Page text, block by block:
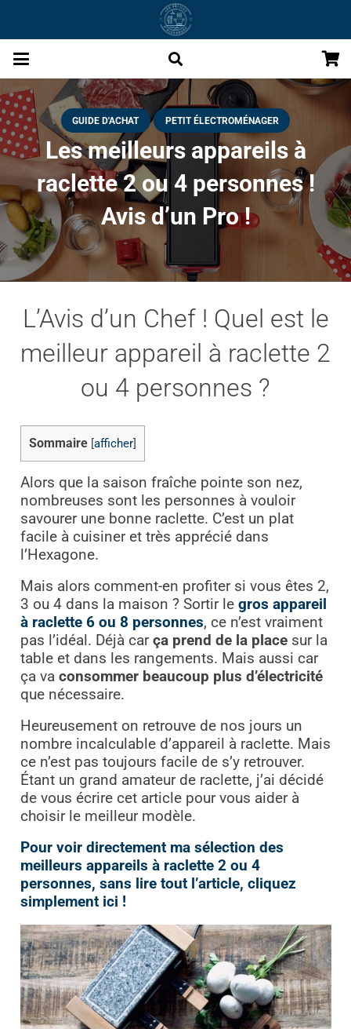
GUIDE D'ACHAT PETIT ÉLECTROMÉNAGER
Les meilleurs appareils à
raclette 2 ou 4 personnes !
Avis d’un Pro !
L’Avis d’un Chef ! Quel est le
meilleur appareil à raclette 2
ou 4 personnes ?
Sommaire afficher]
Alors que la saison fraîche pointe son nez,
nombreuses sont les personnes à vouloir
savourer une bonne raclette. C’est un plat
facile à cuisiner et très apprécié dans
l’Hexagone.
Mais alors comment-en profiter si vous êtes 2,
3 ou 4 dans la maison ? Sortir le gros appareil
à raclette 6 ou 8 personnes, ce n’est vraiment
pas l’idéal. Déjà carça prend de la placesur la
table et dans les rangements. Mais aussi car
ça va consommer beaucoup plus d’électricité
que nécessaire.
Heureusement on retrouve de nos jours un
nombre incalculable d’appareil à raclette. Mais
ce n’est pas toujours facile de s’y retrouver.
Étant un grand amateur de raclette, j’ai décidé
de vous écrire cet article pour vous aider à
choisir le meilleur modèle.
Pour voir directement ma sélection des
meilleurs appareils à raclette 2 ou 4
personnes, sans lire tout l’article, cliquez
simplement ici !